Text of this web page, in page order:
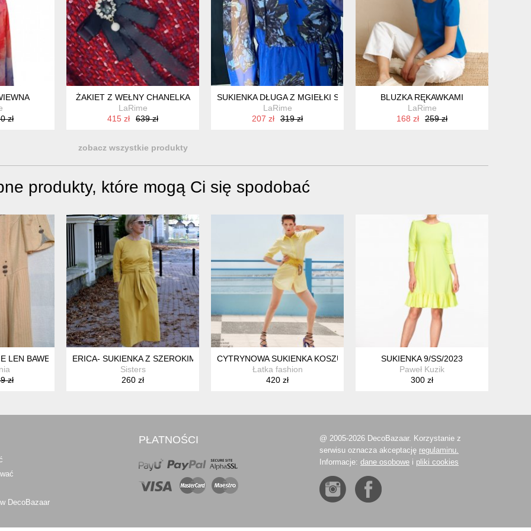
zł
ŻAKIET Z WEŁNY CHANELKA
LaRime
415 zł
639 zł
SUKIENKA DŁUGA Z MGIEŁKI SZYFONU
LaRime
207 zł
319 zł
BLUZKA RĘKAWKAMI
LaRime
168 zł
259 zł
zobacz wszystkie produkty
produkty, które mogą Ci się spodobać
LEN BAWEŁNA BAWARSKA
zł
ERICA- SUKIENKA Z SZEROKIM PASKIEM I KIESZENIAMI - ŻÓŁTA - POLSKA MARKA SISTERS
Sisters
260 zł
CYTRYNOWA SUKIENKA KOSZULOWA
Łatka fashion
420 zł
SUKIENKA 9/SS/2023
Paweł Kuzik
300 zł
DecoBazaar
PŁATNOŚCI
@ 2005-2026 DecoBazaar. Korzystanie z
serwisu oznacza akceptację regulaminu.
Informacje: dane osobowe i pliki cookies